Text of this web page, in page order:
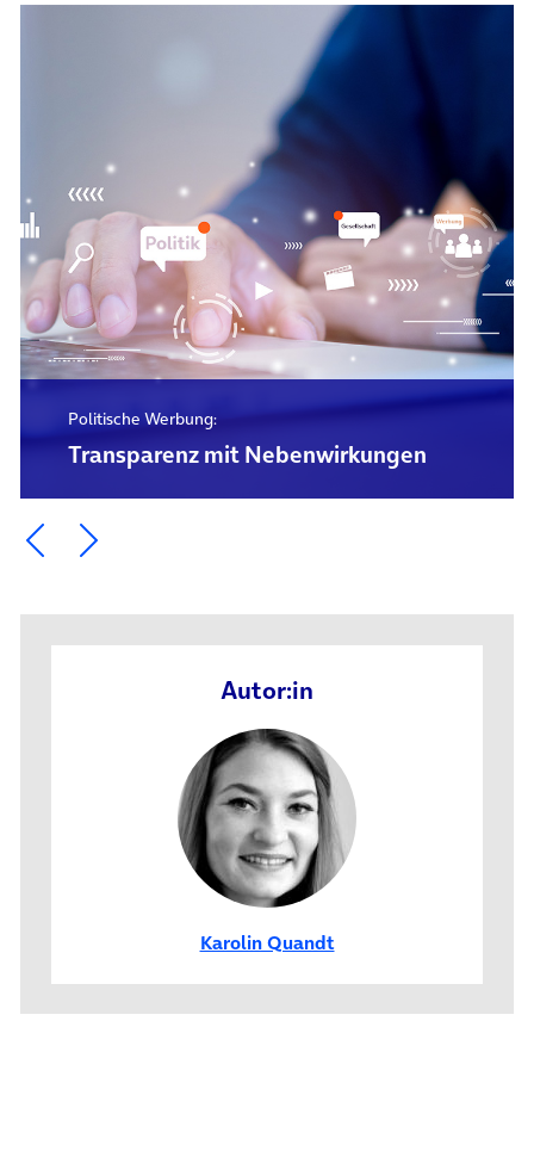
Politische Werbung:
Transparenz mit Nebenwirkungen
Ein Element zurück blättern
Ein Element weiter blättern
Autor:in
Karolin Quandt